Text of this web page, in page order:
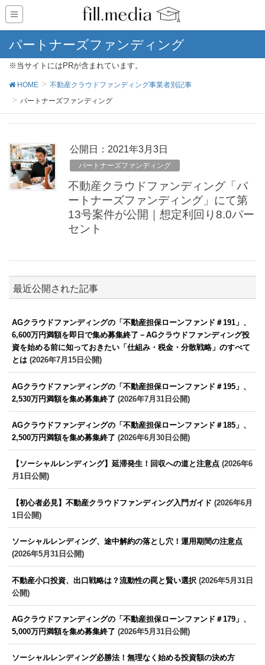
パートナーズファンディング
※当サイトにはPRが含まれています。
HOME
不動産クラウドファンディング事業者別記事
パートナーズファンディング
公開日： 2021年3月3日
パートナーズファンディング
不動産クラウドファンディング「パ
ートナーズファンディング」にて第
13号案件が公開｜想定利回り8.0パー
セント
最近公開された記事
AGクラウドファンディングの「不動産担保ローンファンド＃191」、
6,600万円満額を即日で集め募集終了－AGクラウドファンディング投
資を始める前に知っておきたい「仕組み・税金・分散戦略」のすべて
とは (2026年7月15日公開)
AGクラウドファンディングの「不動産担保ローンファンド＃195」、
2,530万円満額を集め募集終了 (2026年7月31日公開)
AGクラウドファンディングの「不動産担保ローンファンド＃185」、
2,500万円満額を集め募集終了 (2026年6月30日公開)
【ソーシャルレンディング】延滞発生！回収への道と注意点 (2026年6
月1日公開)
【初心者必見】不動産クラウドファンディング入門ガイド (2026年6月
1日公開)
ソーシャルレンディング、途中解約の落とし穴！運用期間の注意点
(2026年5月31日公開)
不動産小口投資、出口戦略は？流動性の罠と賢い選択 (2026年5月31日
公開)
AGクラウドファンディングの「不動産担保ローンファンド＃179」、
5,000万円満額を集め募集終了 (2026年5月31日公開)
ソーシャルレンディング必勝法！無理なく始める投資額の決め方